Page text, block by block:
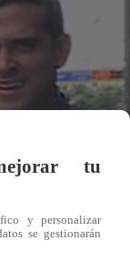
tu
y personalizar
se gestionarán